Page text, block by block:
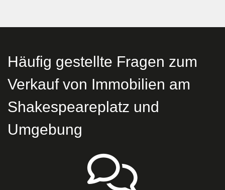
Häufig gestellte Fragen zum
Verkauf von Immobilien am
Shakespeareplatz und
Umgebung